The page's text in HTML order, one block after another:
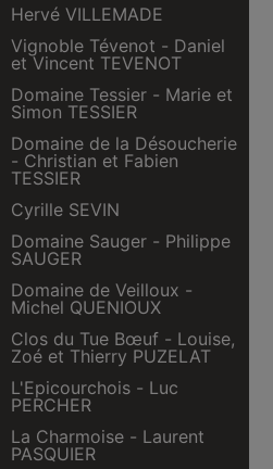
Hervé VILLEMADE
Vignoble Tévenot - Daniel
et Vincent TEVENOT
Domaine Tessier - Marie et
Simon TESSIER
Domaine de la Désoucherie
- Christian et Fabien
TESSIER
Cyrille SEVIN
Domaine Sauger - Philippe
SAUGER
Domaine de Veilloux -
Michel QUENIOUX
Clos du Tue Bœuf - Louise,
Zoé et Thierry PUZELAT
L'Epicourchois - Luc
PERCHER
La Charmoise - Laurent
PASQUIER